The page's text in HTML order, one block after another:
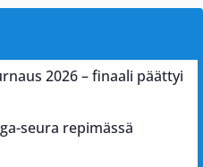
2026 – finaali päättyi
seura repimässä